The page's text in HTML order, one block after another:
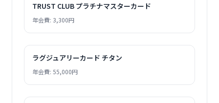
TRUST CLUB プラチナマスターカード
年会費: 3,300円
ラグジュアリーカード チタン
年会費: 55,000円